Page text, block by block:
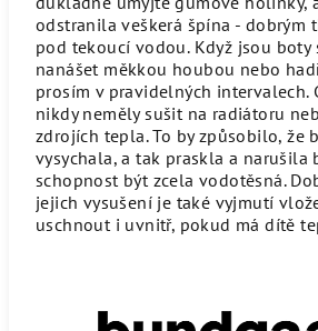
odstranila veškerá špína - dobrým
pod tekoucí vodou. Když jsou boty
nanášet měkkou houbou nebo
prosím v pravidelných intervalech.
nikdy neměly sušit na radiátoru
zdrojích tepla. To by způsobilo, že
vysychala, a tak praskla a narušila
schopnost být zcela vodotěsná.
jejich vysušení je také vyjmutí
uschnout i uvnitř, pokud má dítě